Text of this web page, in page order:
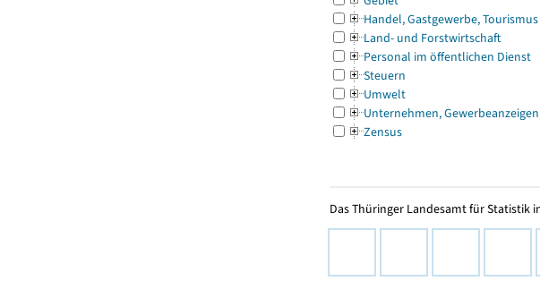
Handel, Gastgewerbe, Tourismus
Land- und Forstwirtschaft
Personal im öffentlichen Dienst
Steuern
Umwelt
Unternehmen,
Zensus
Das Thüringer Landesamt für Statistik